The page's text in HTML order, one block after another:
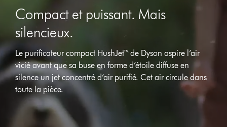
Afficher
la
Compact et puissant. Mais
silencieux.
Le purificateur compact HushJet™ de Dyson aspire l’air
vicié avant que sa buse en forme d’étoile diffuse en
silence un jet concentré d’air purifié. Cet air circule dans
toute la pièce.